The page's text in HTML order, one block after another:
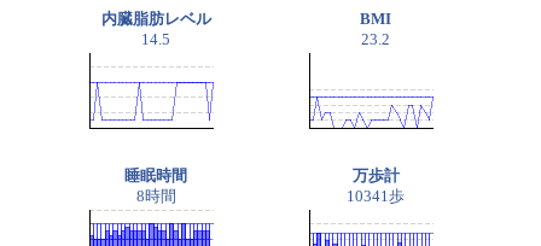
内臓脂肪レベル
14.5
BMI
23.2
睡眠時間
8時間
万歩計
10341歩